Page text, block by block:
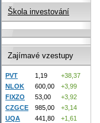
Škola investování
Zajímavé vzestupy
PVT 1,19
+38,37
NLOK
600,00
+3,99
FIXZO
53,00
+3,92
CZGCE
985,00
+3,14
UQA
441,80 +1,61